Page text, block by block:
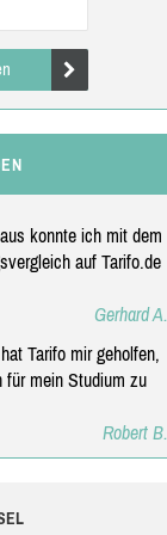
konnte ich mit dem
auf Tarifo.de
Gerhard A.
Tarifo mir geholfen,
für mein Studium zu
Robert B.